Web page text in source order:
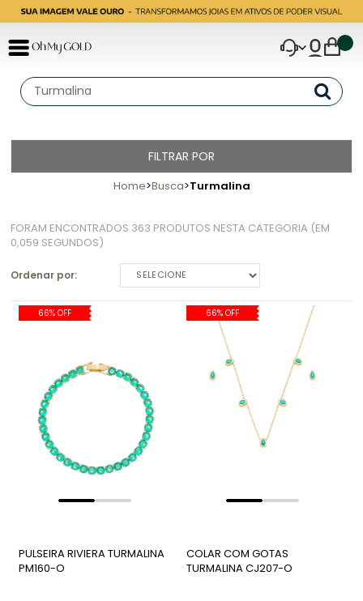
FILTRAR POR
Home Busca Turmalina
FORAM ENCONTRADOS 363 PRODUTOS NESTA CATEGORIA (EM
0,059 SEGUNDOS)
Ordenar por: SELECIONE
66% OFF
PULSEIRA RIVIERA TURMALINA
PM160-O
66% OFF
COLAR COM GOTAS
TURMALINA CJ207-O